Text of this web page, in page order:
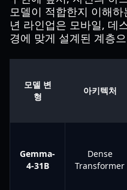
모델이 적합한지 이해
년 라인업은 모바일, 데
경에 맞게 설계된 계층
모델 변
형
아키텍처
Gemma-
4-31B
Dense
Transformer